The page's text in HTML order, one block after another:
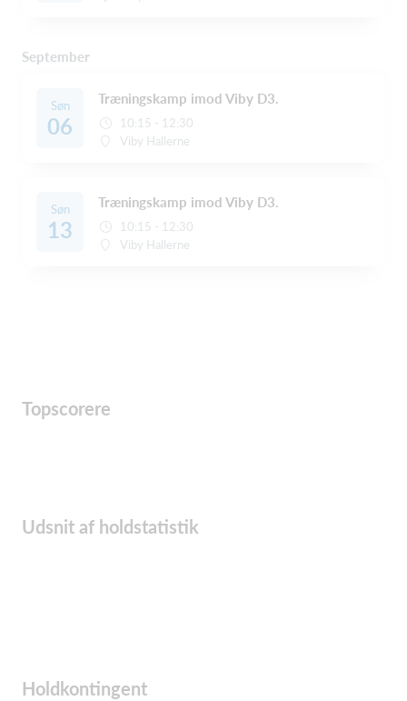
September
Søn
06
Træningskamp imod Viby D3.
10:15 - 12:30
Viby Hallerne
Søn
13
Træningskamp imod Viby D3.
10:15 - 12:30
Viby Hallerne
Topscorere
Udsnit af holdstatistik
Holdkontingent